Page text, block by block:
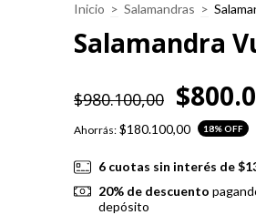
Inicio > Salamandras >
Salamandra
$980.100,00
Ahorrás: $180.100,00 18% OFF
6 cuotas sin interés de
20% de descuento
depósito